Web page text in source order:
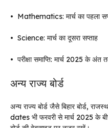
• Mathematics: मार्च का पहला
• Science: मार्च का दूसरा सप्ताह
• परीक्षा समाप्ति: मार्च 2025 के अंत
अन्य राज्य बोर्ड
अन्य राज्य बोर्ड जैसे बिहार बोर्ड,
dates भी फरवरी से मार्च 2025 के